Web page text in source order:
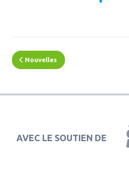
Nouvelles
AVEC LE SOUTIEN DE